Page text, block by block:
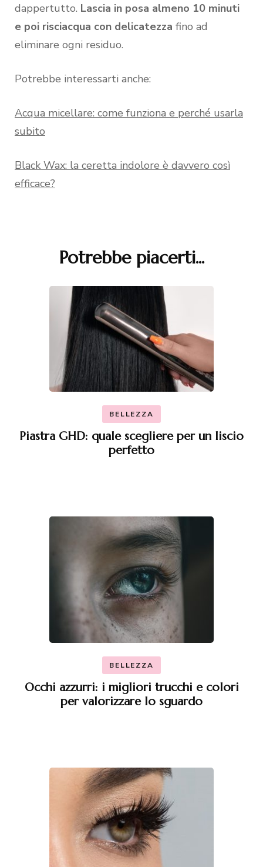
dappertutto. Lascia in posa almeno 10 minuti
e poi risciacqua con delicatezza fino ad
eliminare ogni residuo.
Potrebbe interessarti anche:
Acqua micellare: come funziona e perché usarla
subito
Black Wax: la ceretta indolore è davvero così
efficace?
NavigazionePotrebbe piacerti...
BELLEZZA
Piastra GHD: quale scegliere per un liscio
perfetto
BELLEZZA
Occhi azzurri: i migliori trucchi e colori
per valorizzare lo sguardo